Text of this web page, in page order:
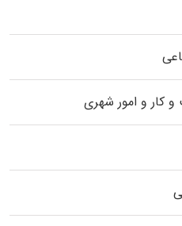
کار و امور شهری